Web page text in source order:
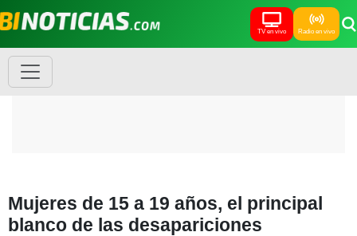
TV en vivo Radio en vivo
Mujeres de 15 a 19 años, el principal
blanco de las desapariciones